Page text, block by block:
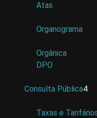
Atas
Organograma
Orgânica
DPO
Consulta Pública4
Taxas e